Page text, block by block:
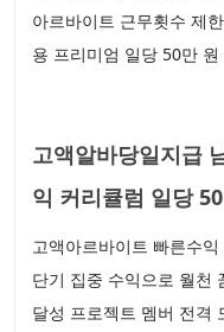
아르바이트 근무횟수 제
용 프리미엄 일당 50만 원
고액알바당일지급
익 커리큘럼 일당
고액아르바이트 빠른수
단기 집중 수익으로 월천
달성 프로젝트 멤버 전격